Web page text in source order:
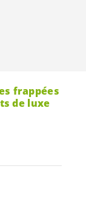
frappées
de luxe